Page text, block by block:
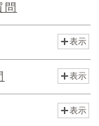
問
表示
表示
表示